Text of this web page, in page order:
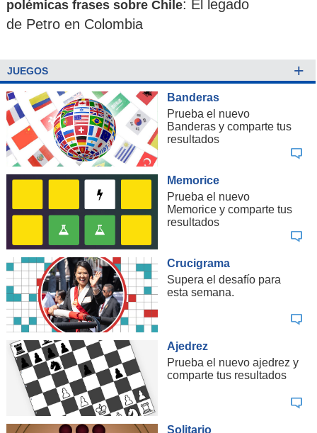
polémicas frases sobre Chile: El legado
de Petro en Colombia
JUEGOS +
Banderas
Prueba el nuevo
Banderas y comparte tus
resultados
Memorice
Prueba el nuevo
Memorice y comparte tus
resultados
Crucigrama
Supera el desafío para
esta semana.
Ajedrez
Prueba el nuevo ajedrez y
comparte tus resultados
Solitario